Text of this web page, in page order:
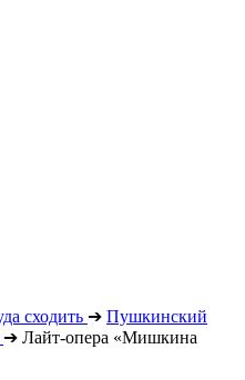
сходить ➔ Пушкинский
➔ Лайт-опера «Мишкина